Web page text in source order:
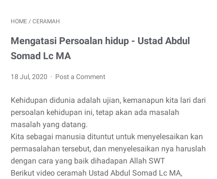
HOME / CERAMAH
Mengatasi Persoalan hidup - Ustad Abdul
Somad Lc MA
18 Jul, 2020 Post a Comment
Kehidupan didunia adalah ujian, kemanapun kita lari dari
persoalan kehidupan ini, tetap akan ada masalah
masalah yang datang.
Kita sebagai manusia dituntut untuk menyelesaikan kan
permasalahan tersebut, dan menyelesaikan nya haruslah
dengan cara yang baik dihadapan Allah SWT
Berikut video ceramah Ustad Abdul Somad Lc MA,